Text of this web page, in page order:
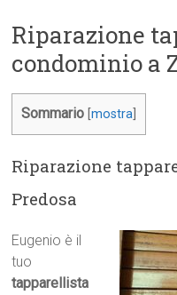
Riparazione
condominio a
Sommario [mostra
Riparazione
Predosa
Eugenio è il
tuo
tapparellista